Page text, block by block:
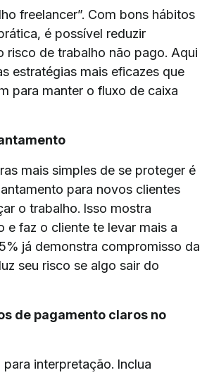
freelancer”. Com bons hábitos
é possível reduzir
risco de trabalho não pago. Aqui
estratégias mais eficazes que
para manter o fluxo de caixa
mais simples de se proteger é
para novos clientes
o trabalho. Isso mostra
e faz o cliente te levar mais a
já demonstra compromisso da
seu risco se algo sair do
de pagamento claros no
interpretação. Inclua